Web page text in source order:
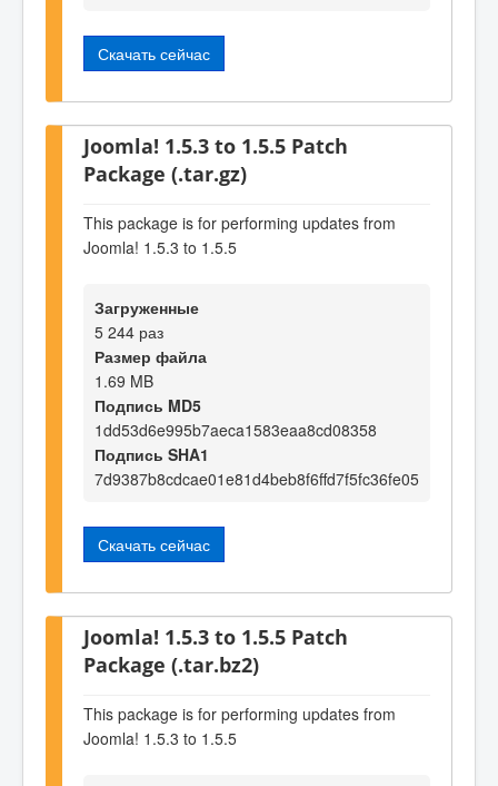
Скачать сейчас
Joomla! 1.5.3 to 1.5.5 Patch
Package (.tar.gz)
This package is for performing updates from
Joomla! 1.5.3 to 1.5.5
Загруженные
5 244 раз
Размер файла
1.69 MB
Подпись MD5
1dd53d6e995b7aeca1583eaa8cd08358
Подпись SHA1
7d9387b8cdcae01e81d4beb8f6ffd7f5fc36fe05
Скачать сейчас
Joomla! 1.5.3 to 1.5.5 Patch
Package (.tar.bz2)
This package is for performing updates from
Joomla! 1.5.3 to 1.5.5